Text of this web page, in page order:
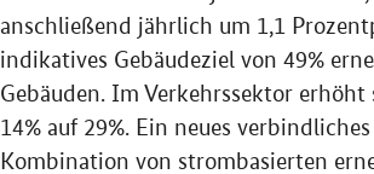
anschließend jährlich um 1,1
indikatives Gebäudeziel von 49%
Gebäuden. Im Verkehrssektor
14% auf 29%. Ein neues
Kombination von strombasierten